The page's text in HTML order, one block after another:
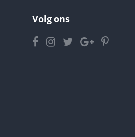
Volg ons